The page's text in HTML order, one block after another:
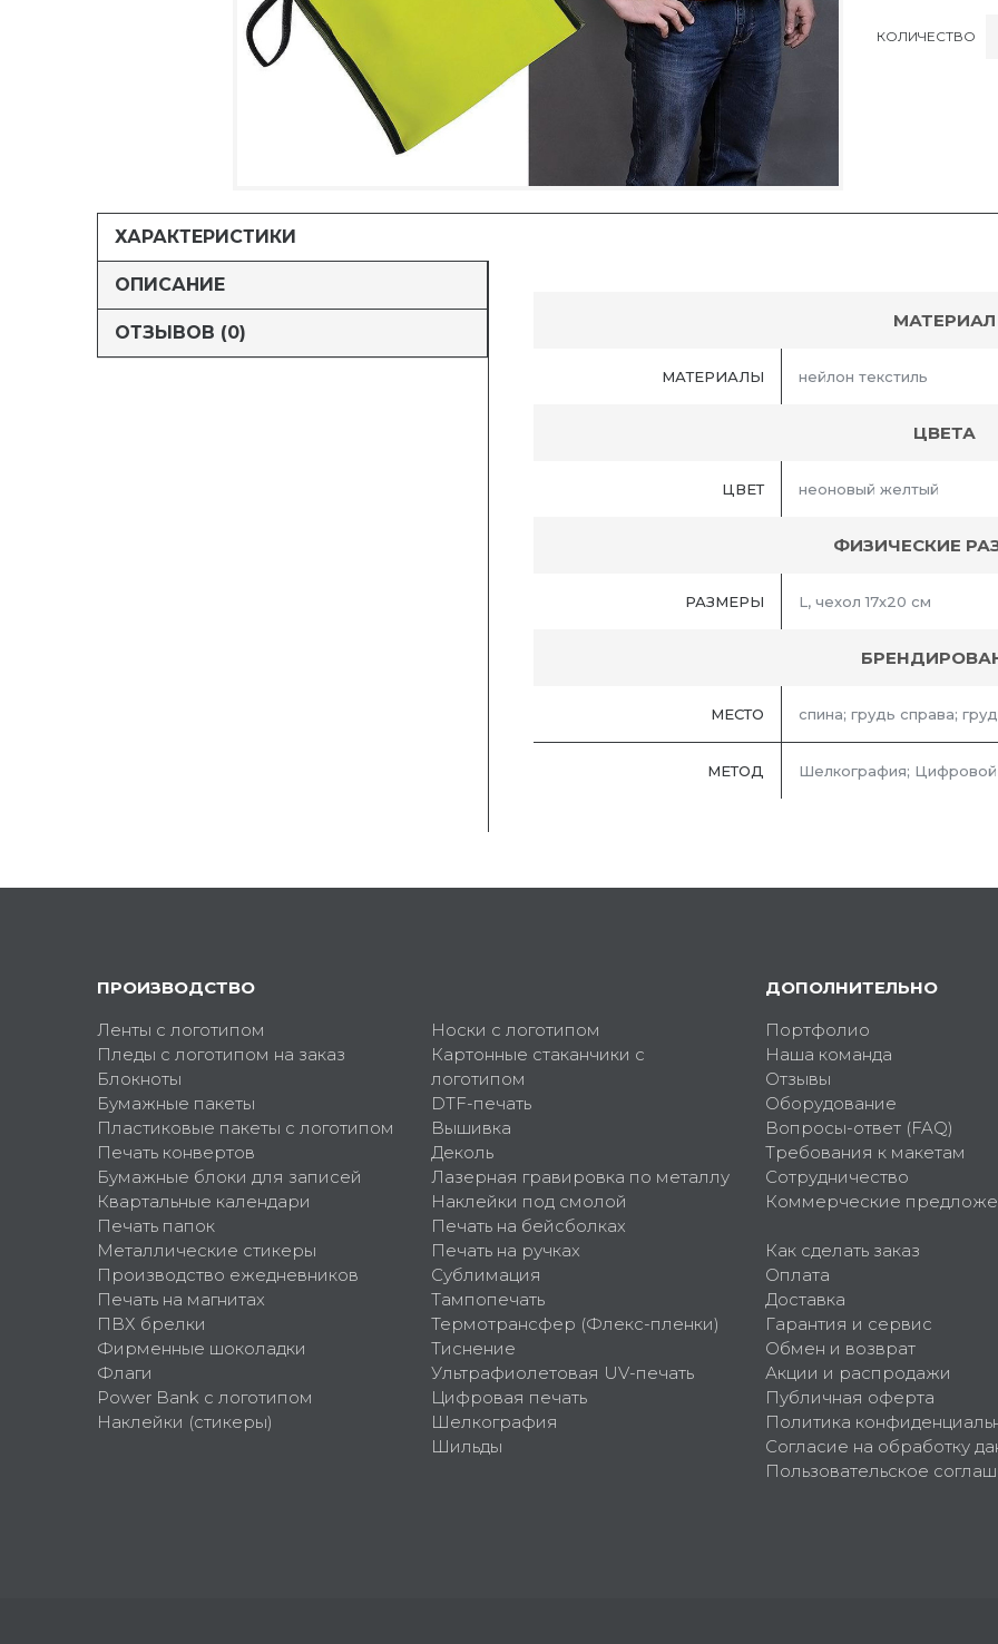
КОЛИЧЕСТВО
ХАРАКТЕРИСТИКИ
ОПИСАНИЕ
ОТЗЫВОВ (0)
МАТЕРИАЛ
МАТЕРИАЛЫ нейлон текстиль
ЦВЕТА
ЦВЕТ неоновый желтый
ФИЗИЧЕСКИЕ
РАЗМЕРЫ L, чехол 17х20 см
МЕСТО спина; грудь справа;
МЕТОД Шелкография;
ПРОИЗВОДСТВО
Ленты с логотипом
Пледы с логотипом на заказ
Блокноты
Бумажные пакеты
Пластиковые пакеты с логотипом
Печать конвертов
Бумажные блоки для записей
Квартальные календари
Печать папок
Металлические стикеры
Производство ежедневников
Печать на магнитах
ПВХ брелки
Фирменные шоколадки
Флаги
Power Bank с логотипом
Наклейки (стикеры)
Носки с логотипом
Картонные стаканчики с
логотипом
DTF-печать
Вышивка
Деколь
Лазерная гравировка по металлу
Наклейки под смолой
Печать на бейсболках
Печать на ручках
Сублимация
Тампопечать
Термотрансфер (Флекс-пленки)
Тиснение
Ультрафиолетовая UV-печать
Цифровая печать
Шелкография
Шильды
ДОПОЛНИТЕЛЬНО
Портфолио
Наша команда
Отзывы
Оборудование
Вопросы-ответ (FAQ)
Требования к макетам
Сотрудничество
Коммерческие
Как сделать заказ
Оплата
Доставка
Гарантия и сервис
Обмен и возврат
Акции и распродажи
Публичная оферта
Политика
Согласие на обработку
Пользовательское